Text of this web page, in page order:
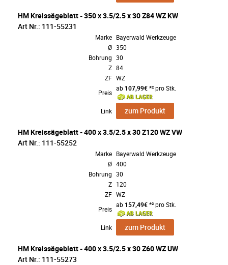
HM Kreissägeblatt - 350 x 3.5/2.5 x 30 Z84 WZ KW
Art Nr.: 111-55231
Marke Bayerwald Werkzeuge
Ø 350
Bohrung 30
Z 84
ZF WZ
Preis
ab 107,99€*² pro Stk.
Link zum Produkt
HM Kreissägeblatt - 400 x 3.5/2.5 x 30 Z120 WZ VW
Art Nr.: 111-55252
Marke Bayerwald Werkzeuge
Ø 400
Bohrung 30
Z 120
ZF WZ
Preis
ab 157,49€*² pro Stk.
Link zum Produkt
HM Kreissägeblatt - 400 x 3.5/2.5 x 30 Z60 WZ UW
Art Nr.: 111-55273